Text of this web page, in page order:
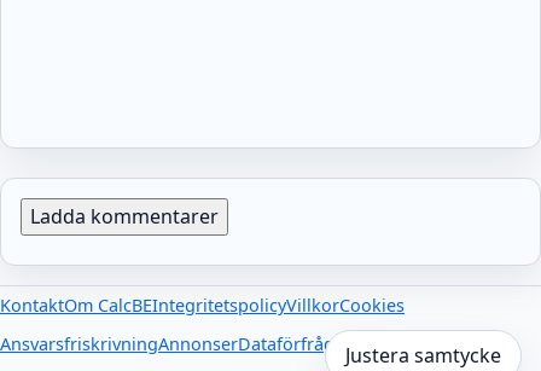
Ladda kommentarer
KontaktOm CalcBEIntegritetspolicyVillkorCookies
AnsvarsfriskrivningAnnonserDataförfrågningar Externa länkar
Justera samtycke